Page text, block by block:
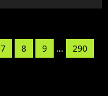
7 8 9 ...
290